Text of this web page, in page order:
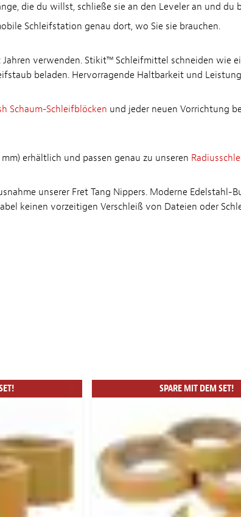
die du willst, schließe sie an den Leveler an und du
Schleifstation genau dort, wo Sie sie brauchen.
verwenden. Stikit™ Schleifmittel schneiden wie
beladen. Hervorragende Haltbarkeit und
Schaum-Schleifblöcken und jeder neuen Vorrichtung
erhältlich und passen genau zu unseren
unserer Fret Tang Nippers. Moderne Edelstahl-
keinen vorzeitigen Verschleiß von Dateien oder
SPARE MIT DEM SET!